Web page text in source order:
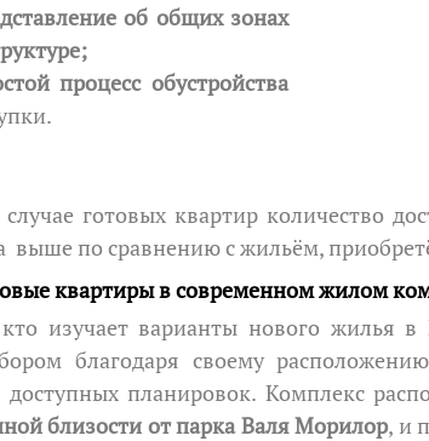
об общих зонах
процесс обустройства
выше по сравнению с жильём,
квартиры в современном жилом
благодаря своему
доступных планировок. Комплекс
близости от парка Валя Морилор, и